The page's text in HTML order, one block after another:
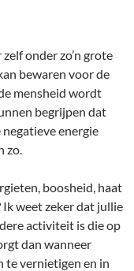
onder zo’n grote
bewaren voor de
mensheid wordt
begrijpen dat
energie
zo.
boosheid, haat
weet zeker dat jullie
activiteit is die op
dan wanneer
te vernietigen en in